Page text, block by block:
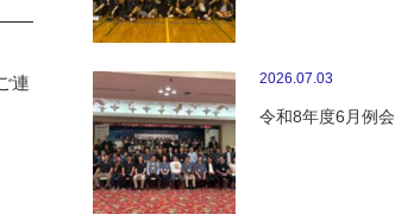
連 2026.07.03
令和8年度6月例会